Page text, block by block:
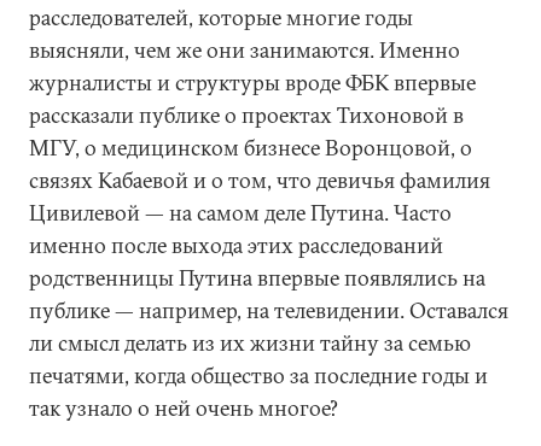
расследователей, которые многие годы
выясняли, чем же они занимаются. Именно
журналисты и структуры вроде ФБК впервые
рассказали публике о проектах Тихоновой в
МГУ, о медицинском бизнесе Воронцовой, о
связях Кабаевой и о том, что девичья фамилия
Цивилевой — на самом деле Путина. Часто
именно после выхода этих расследований
родственницы Путина впервые появлялись на
публике — например, на телевидении. Оставался
ли смысл делать из их жизни тайну за семью
печатями, когда общество за последние годы и
так узнало о ней очень многое?